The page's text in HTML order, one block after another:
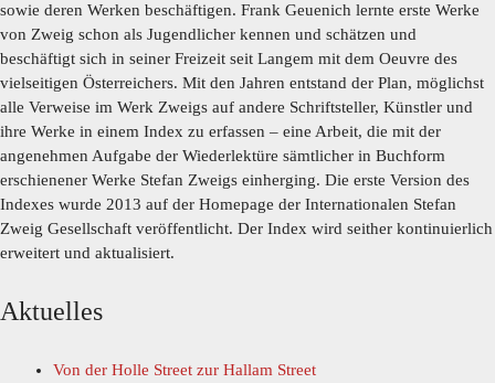
sowie deren Werken beschäftigen. Frank Geuenich lernte erste Werke
von Zweig schon als Jugendlicher kennen und schätzen und
beschäftigt sich in seiner Freizeit seit Langem mit dem Oeuvre des
vielseitigen Österreichers. Mit den Jahren entstand der Plan, möglichst
alle Verweise im Werk Zweigs auf andere Schriftsteller, Künstler und
ihre Werke in einem Index zu erfassen – eine Arbeit, die mit der
angenehmen Aufgabe der Wiederlektüre sämtlicher in Buchform
erschienener Werke Stefan Zweigs einherging. Die erste Version des
Indexes wurde 2013 auf der Homepage der Internationalen Stefan
Zweig Gesellschaft veröffentlicht. Der Index wird seither kontinuierlich
erweitert und aktualisiert.
Aktuelles
Von der Holle Street zur Hallam Street